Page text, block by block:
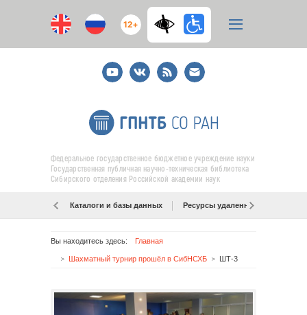
12+
YoutubeВКонтакте
RSS
E-
mail
подписка
Федеральное государственное бюджетное учреждение науки
Государственная публичная научно-техническая библиотека
Сибирского отделения Российской академии наук
Каталоги и базы данных Ресурсы удаленного доступа
Вы находитесь здесь: Главная
Шахматный турнир прошёл в СибНСХБ ШТ-3